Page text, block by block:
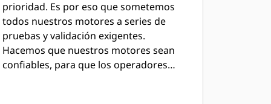
prioridad. Es por eso que sometemos
todos nuestros motores a series de
pruebas y validación exigentes.
Hacemos que nuestros motores sean
confiables, para que los operadores